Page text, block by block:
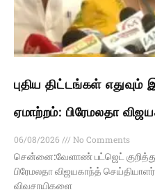
புதிய திட்டங்கள்
ஏமாற்றம்: பிரேமலதா
06/08/2026
No Comments
சென்னை:வேளாண் பட்ஜெட்
பிரேமலதா விஜயகாந்த்
விவசாயிகளை